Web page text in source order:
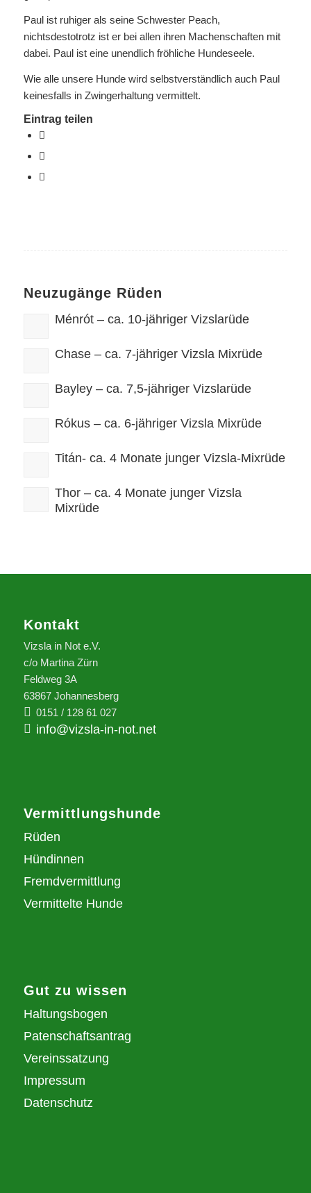
Paul ist ruhiger als seine Schwester Peach,
nichtsdestotrotz ist er bei allen ihren Machenschaften mit
dabei. Paul ist eine unendlich fröhliche Hundeseele.
Wie alle unsere Hunde wird selbstverständlich auch Paul
keinesfalls in Zwingerhaltung vermittelt.
Eintrag teilen
Neuzugänge Rüden
Ménrót – ca. 10-jähriger Vizslarüde
Chase – ca. 7-jähriger Vizsla Mixrüde
Bayley – ca. 7,5-jähriger Vizslarüde
Rókus – ca. 6-jähriger Vizsla Mixrüde
Titán- ca. 4 Monate junger Vizsla-Mixrüde
Thor – ca. 4 Monate junger Vizsla
Mixrüde
Kontakt
Vizsla in Not e.V.
c/o Martina Zürn
Feldweg 3A
63867 Johannesberg
0151 / 128 61 027
info@vizsla-in-not.net
Vermittlungshunde
Rüden
Hündinnen
Fremdvermittlung
Vermittelte Hunde
Gut zu wissen
Haltungsbogen
Patenschaftsantrag
Vereinssatzung
Impressum
Datenschutz